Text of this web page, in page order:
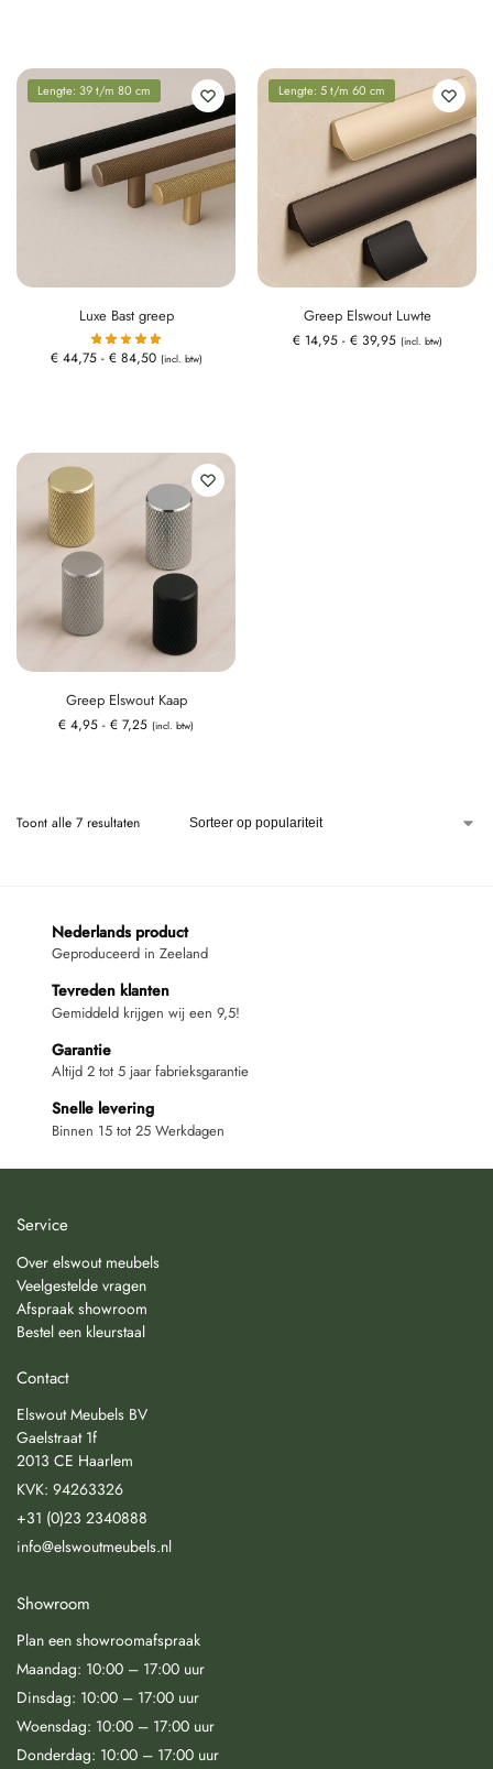
Lengte: 39 t/m 80 cm
Luxe Bast greep
€44,75 - €84,50 (incl. btw)
Lengte: 5 t/m 60 cm
Greep Elswout Luwte
€14,95 - €39,95 (incl. btw)
Greep Elswout Kaap
€ 4,95 - € 7,25 (incl. btw)
Toont alle 7 resultaten
Nederlands product
Geproduceerd in Zeeland
Tevreden klanten
Gemiddeld krijgen wij een 9,5!
Garantie
Altijd 2 tot 5 jaar fabrieksgarantie
Snelle levering
Binnen 15 tot 25 Werkdagen
Service
Over elswout meubels
Veelgestelde vragen
Afspraak showroom
Bestel een kleurstaal
Contact
Elswout Meubels BV
Gaelstraat 1f
2013 CE Haarlem
KVK: 94263326
+31 (0)23 2340888
info@elswoutmeubels.nl
Showroom
Plan een showroomafspraak
Maandag: 10:00 – 17:00 uur
Dinsdag: 10:00 – 17:00 uur
Woensdag: 10:00 – 17:00 uur
Donderdag: 10:00 – 17:00 uur